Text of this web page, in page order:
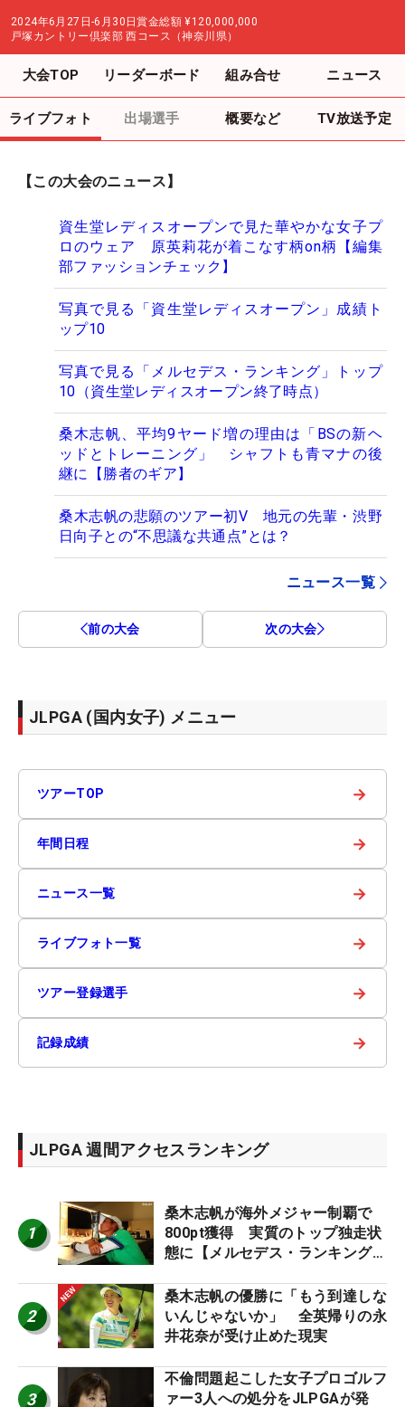
2024年6月27日-6月30日賞金総額 ¥120,000,000
戸塚カントリー倶楽部 西コース（神奈川県）
大会TOP リーダーボード 組み合せ ニュース
ライブフォト 出場選手 概要など TV放送予定
【この大会のニュース】
資生堂レディスオープンで見た華やかな女子プ
ロのウェア 原英莉花が着こなす柄on柄【編集
部ファッションチェック】
写真で見る「資生堂レディスオープン」成績ト
ップ10
写真で見る「メルセデス・ランキング」トップ
10（資生堂レディスオープン終了時点）
桑木志帆、平均9ヤード増の理由は「BSの新ヘ
ッドとトレーニング」 シャフトも青マナの後
継に【勝者のギア】
桑木志帆の悲願のツアー初V 地元の先輩・渋野
日向子との“不思議な共通点”とは？
ニュース一覧
前の大会 次の大会
JLPGA (国内女子) メニュー
ツアーTOP →
年間日程 →
ニュース一覧 →
ライブフォト一覧 →
ツアー登録選手 →
記録成績 →
JLPGA 週間アクセスランキング
1
桑木志帆が海外メジャー制覇で
800pt獲得 実質のトップ独走状
態に【メルセデス・ランキング番
2
桑木志帆の優勝に「もう到達しな
いんじゃないか」 全英帰りの永
井花奈が受け止めた現実
3
不倫問題起こした女子プロゴルフ
ァー3人への処分をJLPGAが発